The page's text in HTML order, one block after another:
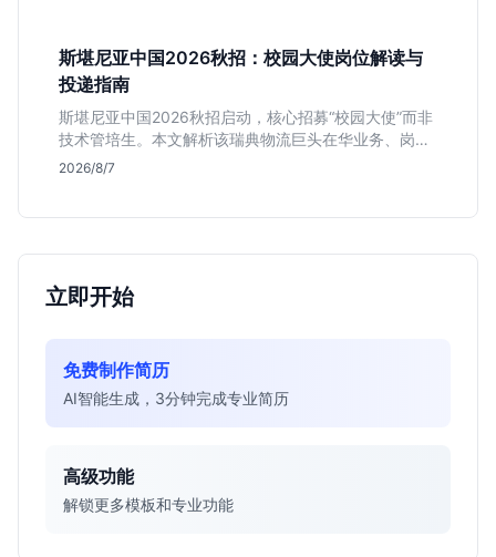
斯堪尼亚中国2026秋招：校园大使岗位解读与
投递指南
斯堪尼亚中国2026秋招启动，核心招募“校园大使”而非
技术管培生。本文解析该瑞典物流巨头在华业务、岗位
真实职责及不限专业背后的竞争逻辑，助你判断是否值
2026/8/7
立即开始
免费制作简历
AI智能生成，3分钟完成专业简历
高级功能
解锁更多模板和专业功能